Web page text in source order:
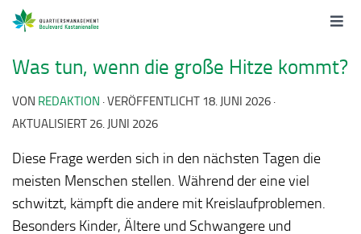
Was tun, wenn die große Hitze kommt?
VON REDAKTION · VERÖFFENTLICHT 18. JUNI 2026 ·
AKTUALISIERT 26. JUNI 2026
Diese Frage werden sich in den nächsten Tagen die
meisten Menschen stellen. Während der eine viel
schwitzt, kämpft die andere mit Kreislaufproblemen.
Besonders Kinder, Ältere und Schwangere und